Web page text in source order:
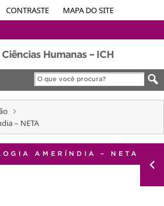
CONTRASTE MAPA DO SITE
Humanas – ICH
– NETA
AMERÍNDIA – NETA